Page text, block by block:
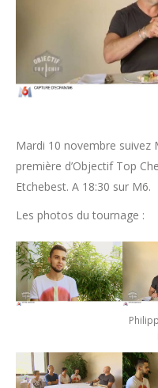
Mardi 10 novembre suivez
première d’Objectif Top
Etchebest. A 18:30 sur M6.
Les photos du tournage :